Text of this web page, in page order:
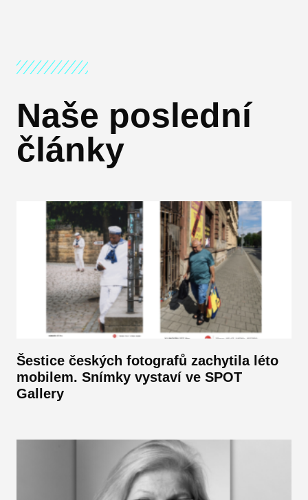
Naše poslední
články
Šestice českých fotografů zachytila léto
mobilem. Snímky vystaví ve SPOT
Gallery